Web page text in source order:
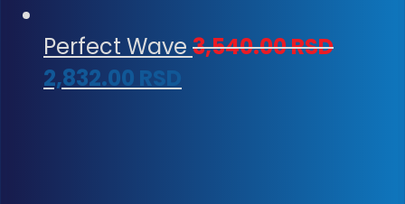
Perfect Wave 3,540.00RSD
2,832.00 RSD